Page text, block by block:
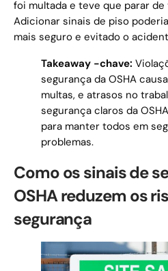
foi multada e teve que parar
Adicionar sinais de piso
mais seguro e evitado o
Takeaway -chave:
segurança da OSHA
multas, e atrasos no
segurança claros da
para manter todos em
problemas.
Como os sinais de
OSHA reduzem os
segurança